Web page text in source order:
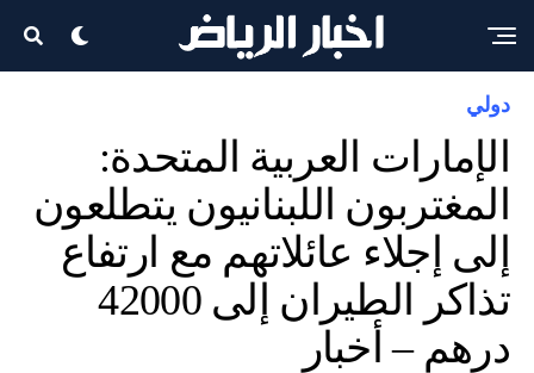
دولي
الإمارات العربية المتحدة:
المغتربون اللبنانيون يتطلعون
إلى إجلاء عائلاتهم مع ارتفاع
تذاكر الطيران إلى 42000
درهم – أخبار